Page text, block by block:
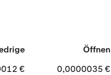
Öffnen
€ 0,0000035 €